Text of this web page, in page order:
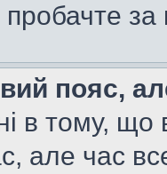
за
пояс,
в тому, що
але час